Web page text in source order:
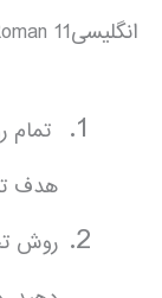
انگلیسیTimes New Roman 11- مشكي
تمام
هدف
روش